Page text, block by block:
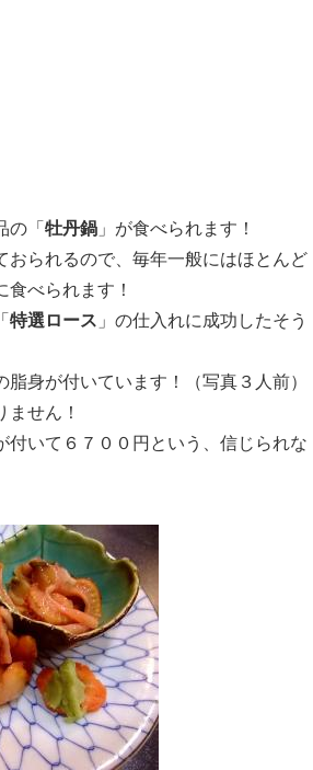
の「 牡丹鍋 」が食べられます！
おられるので、毎年一般にはほとんど
べられます！
特選ロース 」の仕入れに成功したそう
身が付いています！（写真３人前）
せん！
付いて６７００円という、信じられな